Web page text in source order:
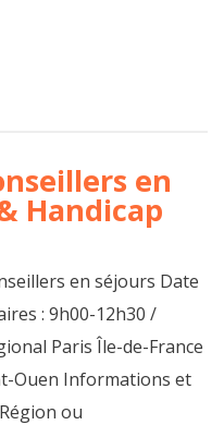
en
Handicap
en séjours Date
: 9h00-12h30 /
Paris Île-de-France
Ouen Informations et
ou